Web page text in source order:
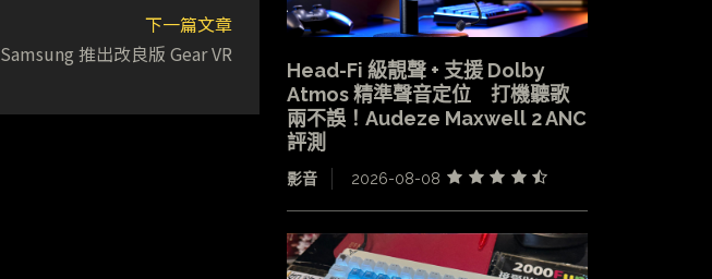
下一篇文章
Samsung 推出改良版 Gear VR
Head-Fi 級靚聲 + 支援 Dolby
Atmos 精準聲音定位 打機聽歌
兩不誤！Audeze Maxwell 2 ANC
評測
影音 2026-08-08